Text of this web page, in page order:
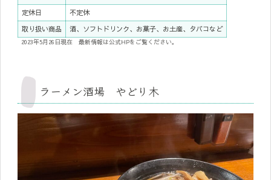
定休日
不定休
取り扱い商品
酒、ソフトドリンク、お菓子、お土産、タバコなど
2023年5月26日現在 最新情報は公式HPをご覧ください。
ラーメン酒場 やどり木